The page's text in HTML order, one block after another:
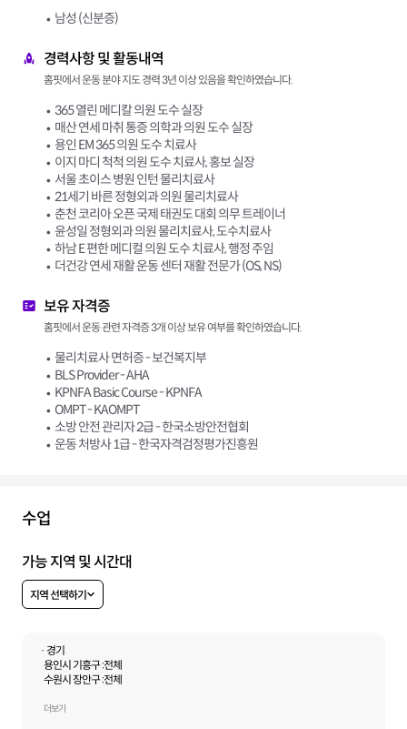
남성 (신분증)
경력사항 및 활동내역
홈핏에서 운동 분야 지도 경력 3년 이상 있음을 확인하였습니다.
365 열린 메디칼 의원 도수 실장
매산 연세 마취 통증 의학과 의원 도수 실장
용인 EM 365 의원 도수 치료사
이지 마디 척척 의원 도수 치료사, 홍보 실장
서울 초이스 병원 인턴 물리치료사
21세기 바른 정형외과 의원 물리치료사
춘천 코리아 오픈 국제 태권도 대회 의무 트레이너
윤성일 정형외과 의원 물리치료사, 도수치료사
하남 E 편한 메디컬 의원 도수 치료사, 행정 주임
더건강 연세 재활 운동 센터 재활 전문가 (OS, NS)
보유 자격증
홈핏에서 운동 관련 자격증 3개 이상 보유 여부를 확인하였습니다.
물리치료사 면허증 - 보건복지부
BLS Provider - AHA
KPNFA Basic Course - KPNFA
OMPT - KAOMPT
소방 안전 관리자 2급 - 한국소방안전협회
운동 처방사 1급 - 한국자격검정평가진흥원
수업
가능 지역 및 시간대
지역 선택하기
· 경기
용인시 기흥구 :전체
수원시 장안구 :전체
수원시 권선구 :
더보기